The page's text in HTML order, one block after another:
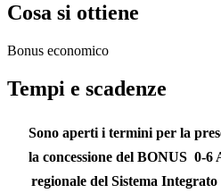
Cosa si ottiene
Bonus economico
Tempi e scadenze
Sono aperti i termini per la
la concessione del BONUS 0-
regionale del Sistema